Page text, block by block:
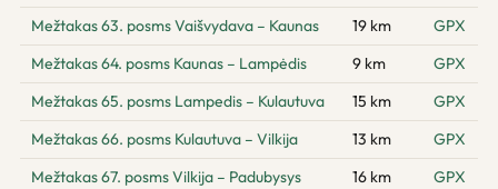
Mežtakas 63. posms Vaišvydava – Kaunas
19 km
GPX
Mežtakas 64. posms Kaunas – Lampėdis
9 km
GPX
Mežtakas 65. posms Lampedis – Kulautuva
15 km
GPX
Mežtakas 66. posms Kulautuva – Vilkija
13 km
GPX
Mežtakas 67. posms Vilkija – Padubysys
16 km
GPX